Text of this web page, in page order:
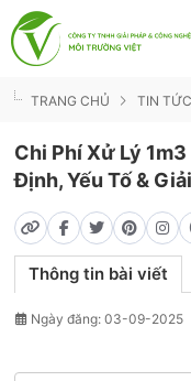
TRANG CHỦ TIN TỨC
Chi Phí Xử Lý
Định, Yếu Tố &
Thông tin bài viết
Ngày đăng: 03-09-2025